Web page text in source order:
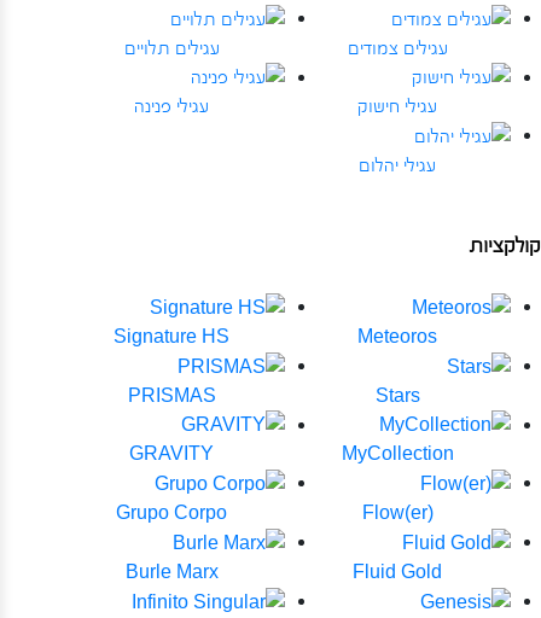
עגילים צמודים עגילים תלויים
עגילי חישוק עגילי פנינה
עגילי יהלום
קולקציות
Meteoros
Signature HS
Stars
PRISMAS
MyCollection
GRAVITY
(Flow(er
Grupo Corpo
Fluid Gold
Burle Marx